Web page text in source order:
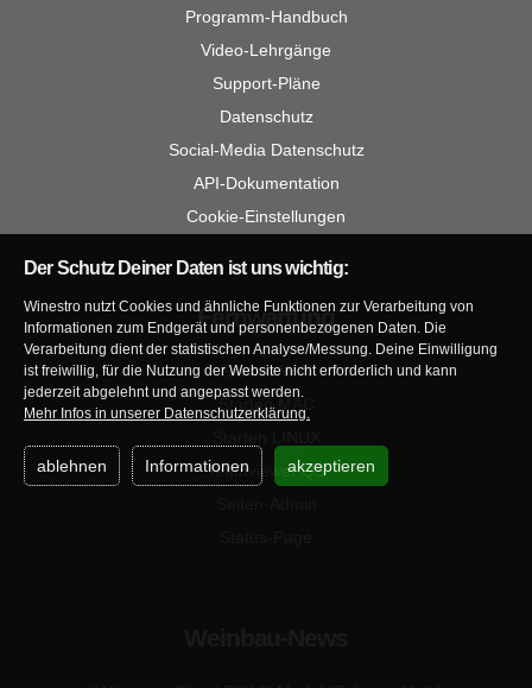
Der Schutz Deiner Daten ist uns wichtig:
Winestro nutzt Cookies und ähnliche Funktionen zur Verarbeitung von
Informationen zum Endgerät und personenbezogenen Daten. Die
Verarbeitung dient der statistischen Analyse/Messung. Deine Einwilligung
ist freiwillig, für die Nutzung der Website nicht erforderlich und kann
jederzeit abgelehnt und angepasst werden.
Mehr Infos in unserer Datenschutzerklärung.
ablehnen Informationen akzeptieren
Programm-Handbuch
Video-Lehrgänge
Support-Pläne
Datenschutz
Social-Media Datenschutz
API-Dokumentation
Cookie-Einstellungen
Fernwartung
Starten WIN
Starten MAC
Teamviewer QS